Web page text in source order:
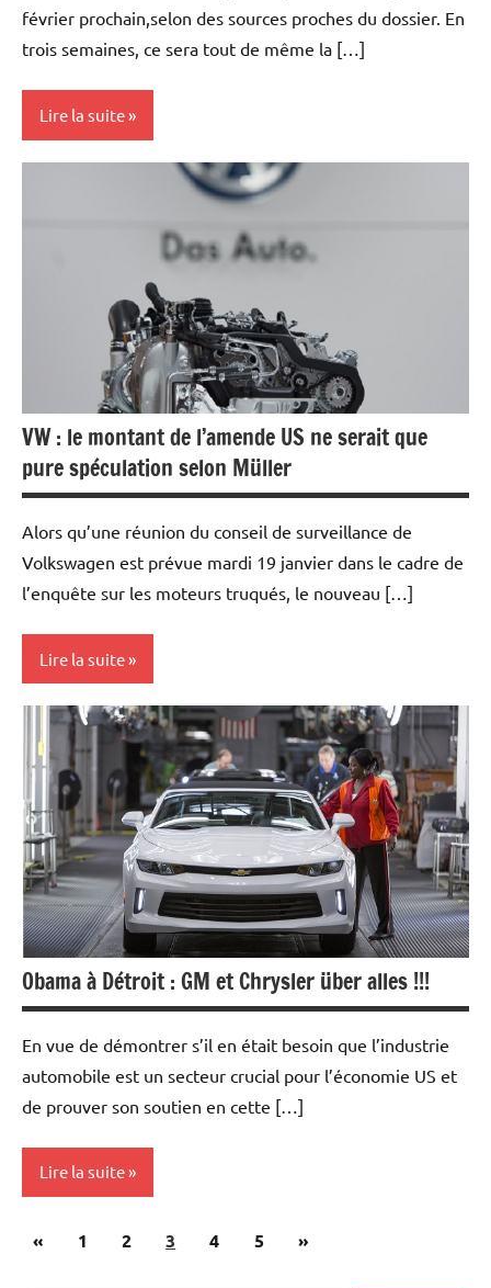
février prochain,selon des sources proches du dossier. En
trois semaines, ce sera tout de même la […]
Lire la suite
VW : le montant de l’amende US ne serait que
pure spéculation selon Müller
Alors qu’une réunion du conseil de surveillance de
Volkswagen est prévue mardi 19 janvier dans le cadre de
l’enquête sur les moteurs truqués, le nouveau […]
Lire la suite
Actualités
Automobile
Economie
Obama à Détroit : GM et Chrysler über alles !!!
En vue de démontrer s’il en était besoin que l’industrie
automobile est un secteur crucial pour l’économie US et
de prouver son soutien en cette […]
Lire la suite
Actualités
Pagination
«Publications
1 2 3 4 5
Articles
»